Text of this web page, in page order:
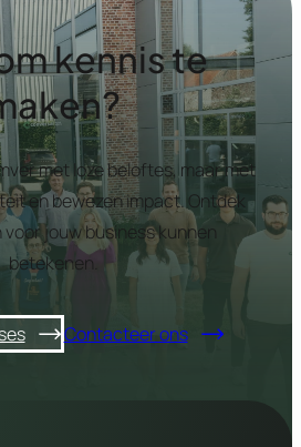
kennis te
met loze beloftes, maar met
en bewezen impact. Ontdek
jouw business kunnen
betekenen.
Contacteer ons